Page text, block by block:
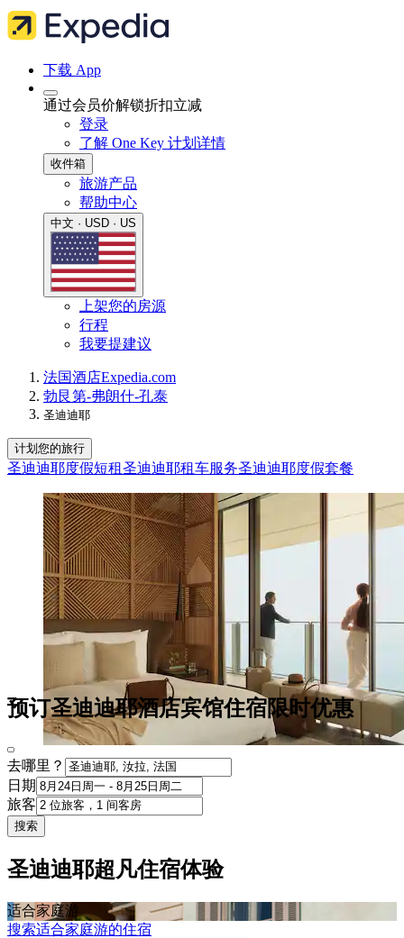
下载 App
通过会员价解锁折扣立减
登录
了解 One Key 计划详情
收件箱
旅游产品
帮助中心
中文 · USD · US
上架您的房源
行程
我要提建议
法国酒店Expedia.com
勃艮第-弗朗什-孔泰
圣迪迪耶
计划您的旅行
圣迪迪耶度假短租圣迪迪耶租车服务圣迪迪耶度假套餐
预订圣迪迪耶酒店宾馆住宿限时优惠
去哪里？
日期
旅客
搜索
圣迪迪耶超凡住宿体验
适合家庭游
搜索适合家庭游的住宿